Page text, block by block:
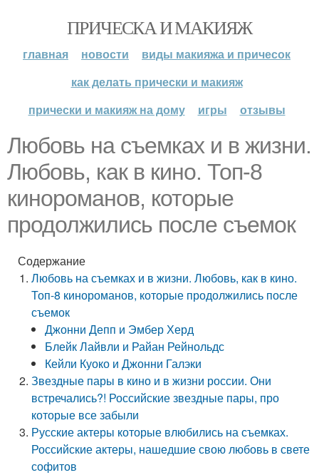
ПРИЧЕСКА И МАКИЯЖ
главная новости
виды макияжа и причесок
как делать прически и макияж
прически и макияж на дому
игры отзывы
Любовь на съемках и в жизни.
Любовь, как в кино. Топ-8
кинороманов, которые
продолжились после съемок
Содержание
Любовь на съемках и в жизни. Любовь, как в кино.
Топ-8 кинороманов, которые продолжились после
съемок
Джонни Депп и Эмбер Херд
Блейк Лайвли и Райан Рейнольдс
Кейли Куоко и Джонни Галэки
Звездные пары в кино и в жизни россии. Они
встречались?! Российские звездные пары, про
которые все забыли
Русские актеры которые влюбились на съемках.
Российские актеры, нашедшие свою любовь в свете
софитов